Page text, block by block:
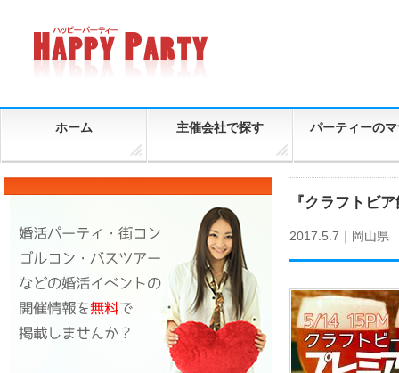
ホーム 主催会社で探す パーティーの
『クラフトビ
2017.5.7｜ 岡山県